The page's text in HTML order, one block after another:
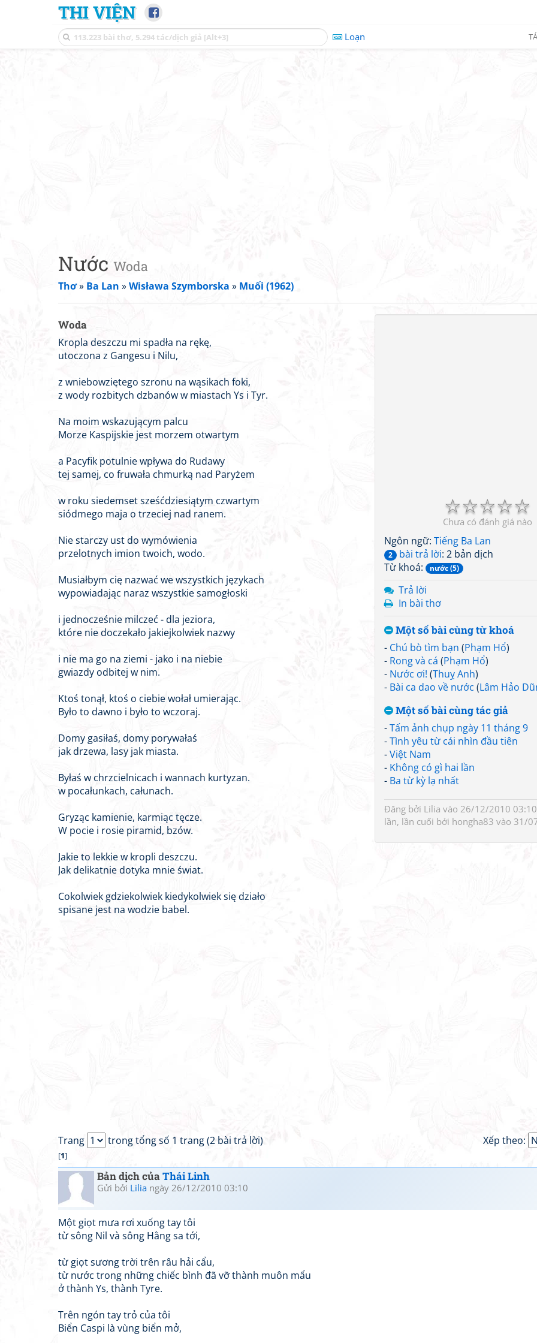
THI VIỆN
Loạn
Nước Woda
Thơ» Ba Lan »Wisława Szymborska » Muối (1962)
☆
☆
☆
☆
☆
Chưa có đánh giá nào
Ngôn ngữ: Tiếng Ba Lan
2 bài trả lời: 2 bản dịch
Từ khoá:
nước (5)
Trả lời
In bài thơ
Một số bài cùng từ khoá
- Chú bò tìm bạn (Phạm Hổ)
- Rong và cá (Phạm Hổ)
- Nước ơi! (Thuỵ Anh)
- Bài ca dao về nước (Lâm Hảo
Một số bài cùng tác giả
-Tấm ảnh chụp ngày 11 tháng 9
-Tình yêu từ cái nhìn đầu tiên
-Việt Nam
- Không có gì hai lần
- Ba từ kỳ lạ nhất
Đăng bởi Lilia vào 26/12/2010
lần, lần cuối bởi hongha83 vào 31/
Woda
Kropla deszczu mi spadła na rękę,
utoczona z Gangesu i Nilu,
z wniebowziętego szronu na wąsikach foki,
z wody rozbitych dzbanów w miastach Ys i Tyr.
Na moim wskazującym palcu
Morze Kaspijskie jest morzem otwartym
a Pacyfik potulnie wpływa do Rudawy
tej samej, co fruwała chmurką nad Paryżem
w roku siedemset sześćdziesiątym czwartym
siódmego maja o trzeciej nad ranem.
Nie starczy ust do wymówienia
przelotnych imion twoich, wodo.
Musiałbym cię nazwać we wszystkich językach
wypowiadając naraz wszystkie samogłoski
i jednocześnie milczeć - dla jeziora,
które nie doczekało jakiejkolwiek nazwy
i nie ma go na ziemi - jako i na niebie
gwiazdy odbitej w nim.
Ktoś tonął, ktoś o ciebie wołał umierając.
Było to dawno i było to wczoraj.
Domy gasiłaś, domy porywałaś
jak drzewa, lasy jak miasta.
Byłaś w chrzcielnicach i wannach kurtyzan.
w pocałunkach, całunach.
Gryząc kamienie, karmiąc tęcze.
W pocie i rosie piramid, bzów.
Jakie to lekkie w kropli deszczu.
Jak delikatnie dotyka mnie świat.
Cokolwiek gdziekolwiek kiedykolwiek się działo
spisane jest na wodzie babel.
Xếp theo:
Trang trong tổng số 1 trang (2 bài trả lời)
[1]
Bản dịch củaThái Linh
Gửi bởi Lilia ngày 26/12/2010 03:10
Một giọt mưa rơi xuống tay tôi
từ sông Nil và sông Hằng sa tới,
từ giọt sương trời trên râu hải cẩu,
từ nước trong những chiếc bình đã vỡ thành muôn mẩu
ở thành Ys, thành Tyre.
Trên ngón tay trỏ của tôi
Biển Caspi là vùng biển mở,